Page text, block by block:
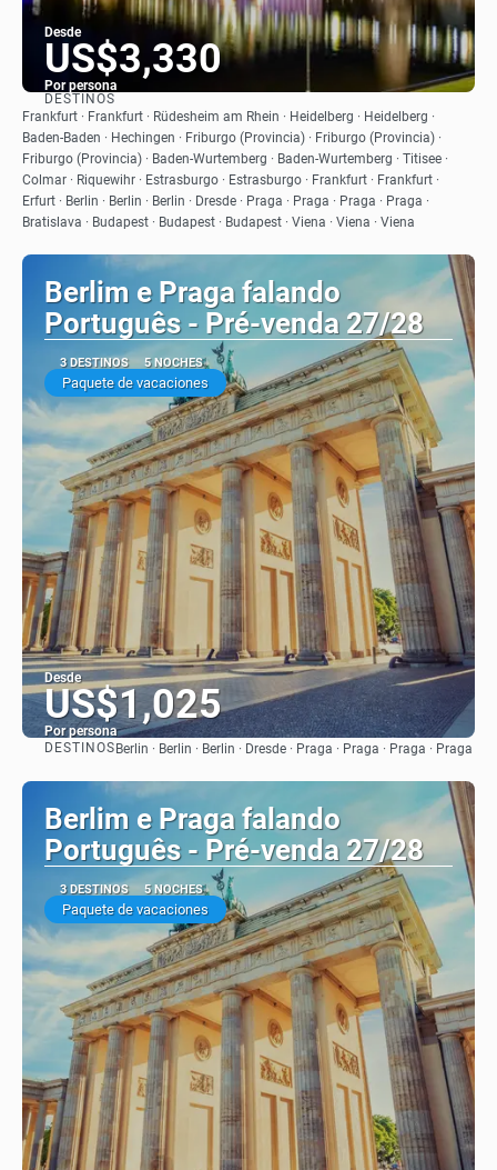
Desde
US$3,330
Por persona
Ver
DESTINOS
Frankfurt · Frankfurt · Rüdesheim am Rhein · Heidelberg · Heidelberg ·
Baden-Baden · Hechingen · Friburgo (Provincia) · Friburgo (Provincia) ·
Friburgo (Provincia) · Baden-Wurtemberg · Baden-Wurtemberg · Titisee ·
Colmar · Riquewihr · Estrasburgo · Estrasburgo · Frankfurt · Frankfurt ·
Erfurt · Berlin · Berlin · Berlin · Dresde · Praga · Praga · Praga · Praga ·
Bratislava · Budapest · Budapest · Budapest · Viena · Viena · Viena
Berlim e Praga falando
Português - Pré-venda 27/28
3 DESTINOS 5 NOCHES
Paquete de vacaciones
Desde
US$1,025
Por persona
DESTINOSBerlin · Berlin · Berlin · Dresde · Praga · Praga · Praga · Praga
Berlim e Praga falando
Português - Pré-venda 27/28
3 DESTINOS 5 NOCHES
Paquete de vacaciones